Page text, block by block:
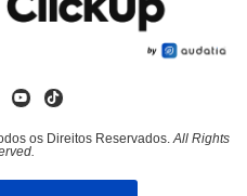
os Direitos Reservados.All Rights